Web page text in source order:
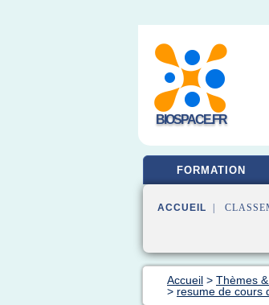
BIOSPACE.FR
FORMATION
ACCUEIL |
Accueil > Thèmes
> resume de cours